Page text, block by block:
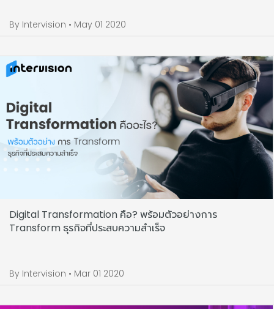
By Intervision • May 01 2020
Digital Transformation คือ? พร้อมตัวอย่างการ
Transform ธุรกิจที่ประสบความสำเร็จ
By Intervision • Mar 01 2020